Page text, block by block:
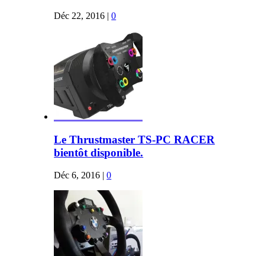
Déc 22, 2016 |0
Le Thrustmaster TS-PC RACER
bientôt disponible.
Déc 6, 2016 |0